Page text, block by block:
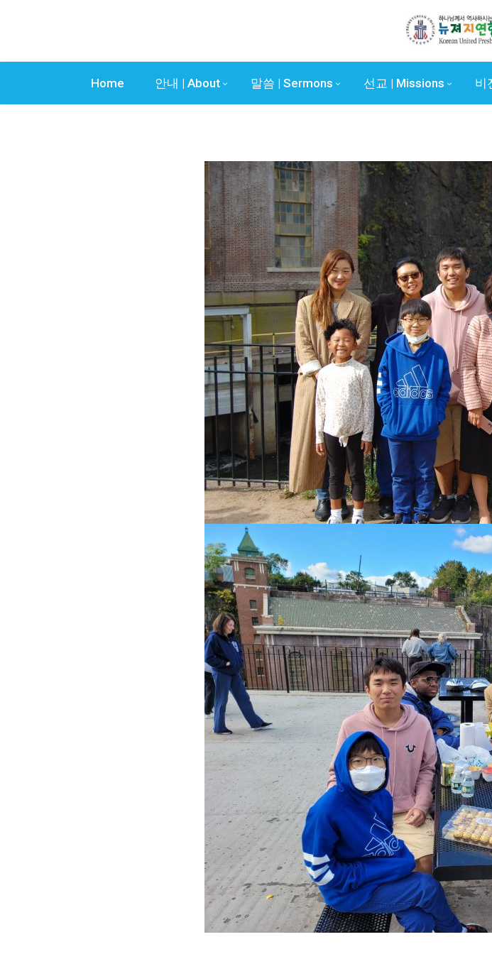
Home 안내 | About 말씀 | Sermons 선교 | Missions 비